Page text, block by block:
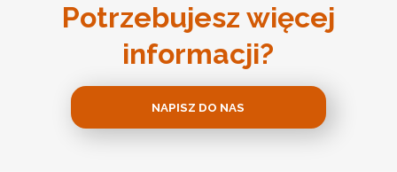
Potrzebujesz więcej
informacji?
NAPISZ DO NAS